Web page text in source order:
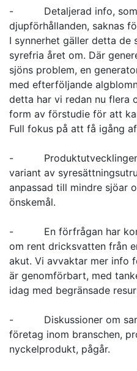
- Detaljerad info, som
djupförhållanden, saknas
I synnerhet gäller detta de
syrefria året om. Där
sjöns problem, en
med efterföljande
detta har vi redan nu flera
form av förstudie för att
Full fokus på att få igång
- Produktutvecklingen
variant av
anpassad till mindre sjöar
önskemål.
- En förfrågan har
om rent dricksvatten från
akut. Vi avvaktar mer info
är genomförbart, med
idag med begränsade
- Diskussioner om
företag inom branschen,
nyckelprodukt, pågår.